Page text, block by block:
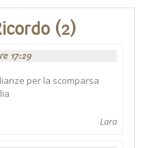
(2)
17:29
per la scomparsa
Lara